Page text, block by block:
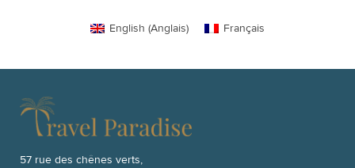
English (Anglais) Français
57 rue des chênes verts,